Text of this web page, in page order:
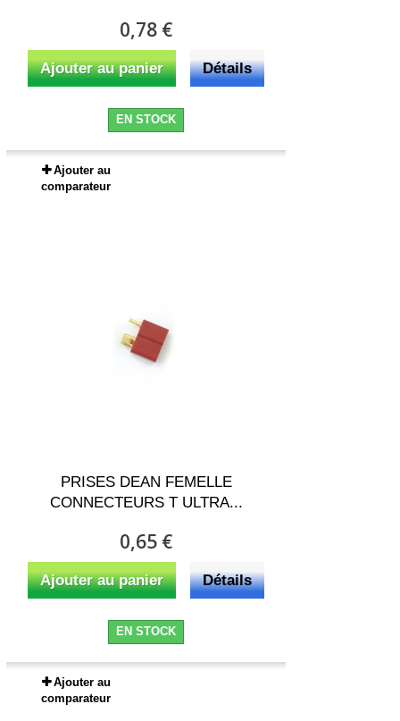
0,78 €
Ajouter au panier Détails
EN STOCK
Ajouter au
comparateur
PRISES DEAN FEMELLE
CONNECTEURS T ULTRA...
0,65 €
Ajouter au panier Détails
EN STOCK
Ajouter au
comparateur